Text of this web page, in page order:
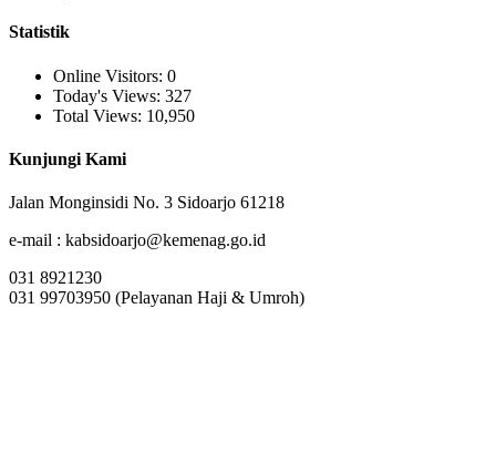
Statistik
Online Visitors: 0
Today's Views: 327
Total Views: 10,950
Kunjungi Kami
Jalan Monginsidi No. 3 Sidoarjo 61218
e-mail : kabsidoarjo@kemenag.go.id
031 8921230
031 99703950 (Pelayanan Haji & Umroh)